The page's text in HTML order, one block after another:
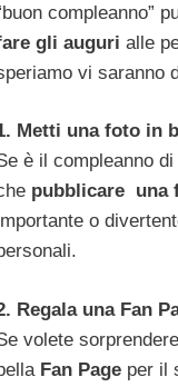
compleanno”
gli auguri alle
vi saranno
Metti una foto in
è il compleanno
pubblicare una
o
Regala una Fan
volete
Fan Page per il